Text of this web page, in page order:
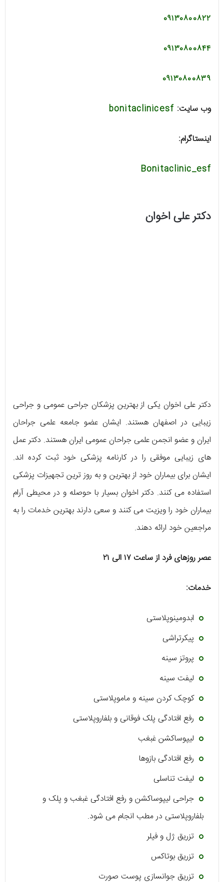
۰۹۱۳۰۸۰۰۸۲۲
۰۹۱۳۰۸۰۰۸۴۴
۰۹۱۳۰۸۰۰۸۳۹
وب سایت: bonitaclinicesf
اینستاگرام:
Bonitaclinic_esf
دکتر علی اخوان
دکتر علی اخوان یکی از بهترین پزشکان جراحی عمومی و جراحی
زیبایی در اصفهان هستند. ایشان عضو جامعه علمی جراحان
ایران و عضو انجمن علمی جراحان عمومی ایران هستند. دکتر عمل
های زیبایی موفقی را در کارنامه پزشکی خود ثبت کرده اند.
ایشان برای بیماران خود از بهترین و به روز ترین تجهیزات پزشکی
استفاده می کنند. دکتر اخوان بسیار با حوصله و در محیطی آرام
بیماران خود را ویزیت می کنند و سعی دارند بهترین خدمات را به
مراجعین خود ارائه دهند.
عصر روزهای فرد از ساعت ۱۷ الی ۲۱
خدمات:
ابدومینوپلاستی
پیکرتراشی
پروتز سینه
لیفت سینه
کوچک کردن سینه و ماموپلاستی
رفع افتادگی پلک فوقانی و بلفاروپلاستی
لیپوساکشن غبغب
رفع افتادگی بازوها
لیفت تناسلی
جراحی لیپوساکشن و رفع افتادگی غبغب و پلک و
بلفاروپلاستی در مطب انجام می شود.
تزریق ژل و فیلر
تزریق بوتاکس
تزریق جوانسازی پوست صورت